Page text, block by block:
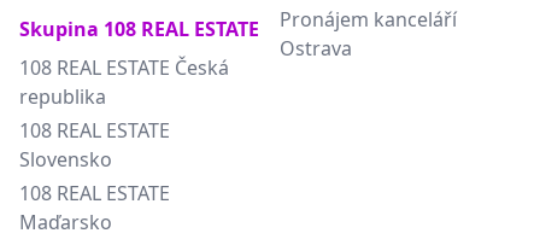
Skupina 108 REAL ESTATE
108 REAL ESTATE Česká
republika
108 REAL ESTATE
Slovensko
108 REAL ESTATE
Maďarsko
Pronájem kanceláří
Ostrava